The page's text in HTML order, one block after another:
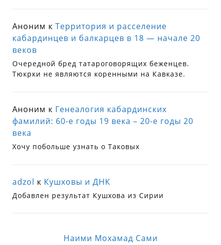
Аноним кТерритория и расселение
кабардинцев и балкарцев в 18 — начале 20
веков
Очередной бред татароговорящих беженцев.
Тюкрки не являются коренными на Кавказе.
Аноним к Генеалогия кабардинских
фамилий: 60-е годы 19 века – 20-е годы 20
века
Хочу побольше узнать о Таковых
adzol к Кушховы и ДНК
Добавлен результат Кушхова из Сирии
Наими Мохамад Сами